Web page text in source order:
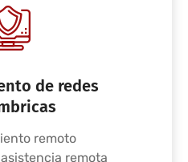
de redes
remoto
remota